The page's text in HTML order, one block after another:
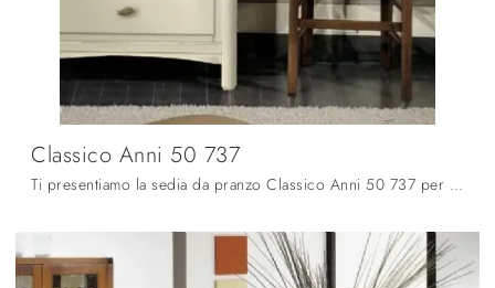
Classico Anni 50 737
Ti presentiamo la sedia da pranzo Classico Anni 50 737 per atmosfere classiche, tra le più belle Sedie fisse di Fratelli Mirandola.